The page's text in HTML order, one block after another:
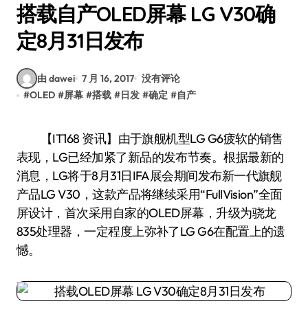
搭载自产OLED屏幕 LG V30确
定8月31日发布
由 dawei 7 月 16, 2017 没有评论
#OLED #屏幕 #搭载 #日发 #确定 #自产
【IT168 资讯】由于旗舰机型LG G6疲软的销售
表现，LG已经加紧了新品的发布节奏。根据最新的
消息，LG将于8月31日IFA展会期间发布新一代旗舰
产品LG V30，这款产品将继续采用“FullVision”全面
屏设计，首次采用自家的OLED屏幕，升级为骁龙
835处理器，一定程度上弥补了LG G6在配置上的遗
憾。